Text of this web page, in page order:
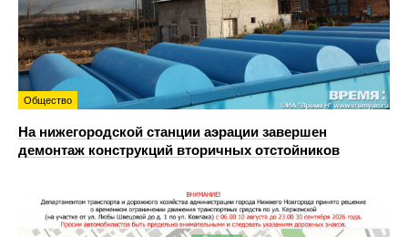
Общество
На нижегородской станции аэрации завершен
демонтаж конструкций вторичных отстойников